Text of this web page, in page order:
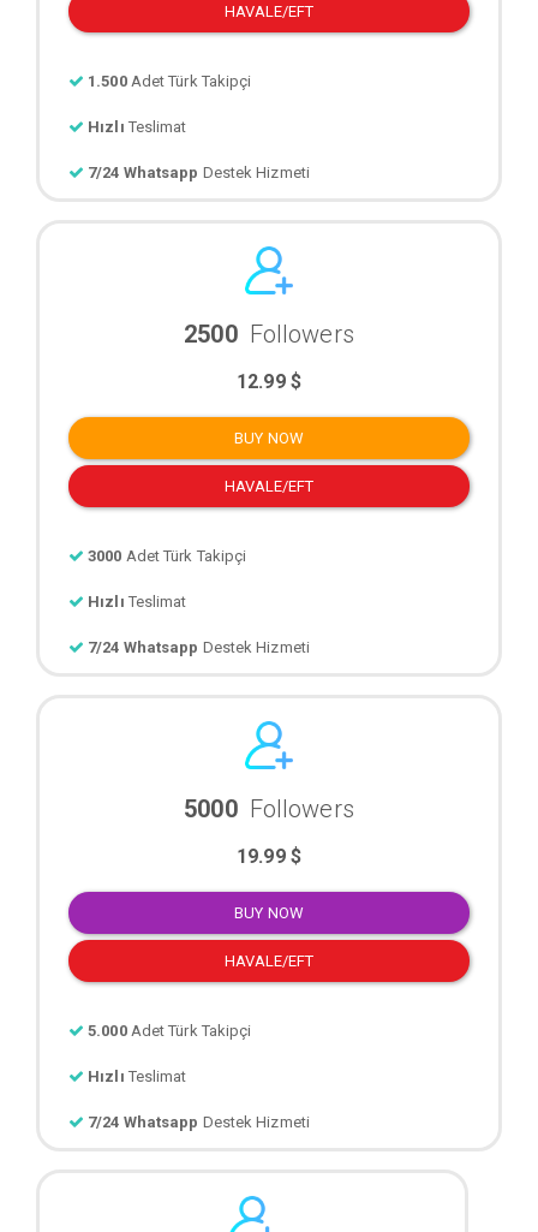
HAVALE/EFT
1.500 Adet Türk Takipçi
Hızlı Teslimat
7/24 Whatsapp Destek Hizmeti
2500 Followers
12.99 $
BUY NOW
HAVALE/EFT
3000 Adet Türk Takipçi
Hızlı Teslimat
7/24 Whatsapp Destek Hizmeti
5000 Followers
19.99 $
BUY NOW
HAVALE/EFT
5.000 Adet Türk Takipçi
Hızlı Teslimat
7/24 Whatsapp Destek Hizmeti